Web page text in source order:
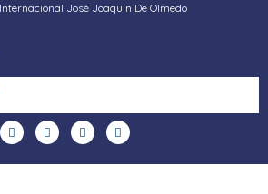
José Joaquín De Olmedo